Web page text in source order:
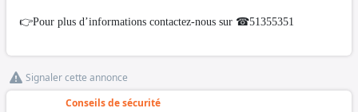
👉Pour plus d’informations contactez-nous sur ☎51355351
Signaler cette annonce
Conseils de sécurité